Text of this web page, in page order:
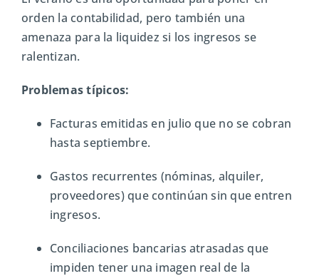
orden la contabilidad, pero también una
amenaza para la liquidez si los ingresos se
ralentizan.
Problemas típicos:
Facturas emitidas en julio que no se cobran
hasta septiembre.
Gastos recurrentes (nóminas, alquiler,
proveedores) que continúan sin que entren
ingresos.
Conciliaciones bancarias atrasadas que
impiden tener una imagen real de la